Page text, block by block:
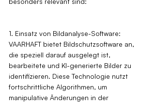
1. Einsatz von Bildanalyse-Software:
VAARHAFT bietet Bildschutzsoftware an,
die speziell darauf ausgelegt ist,
bearbeitete und KI-generierte Bilder zu
identifizieren. Diese Technologie nutzt
fortschrittliche Algorithmen, um
manipulative Änderungen in der